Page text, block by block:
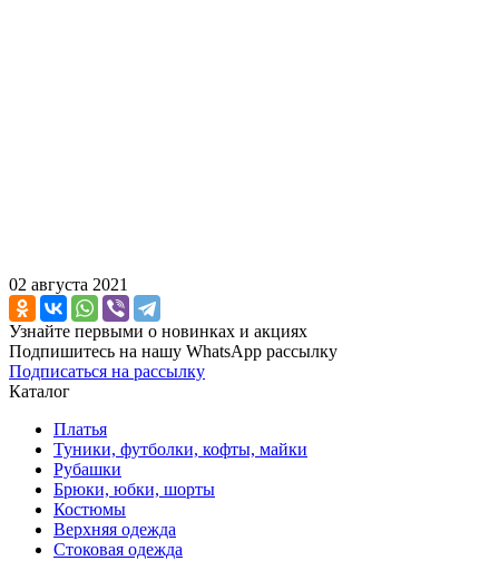
02 августа 2021
Узнайте первыми о новинках и акциях
Подпишитесь на нашу WhatsApp рассылку
Подписаться на рассылку
Каталог
Платья
Туники, футболки, кофты, майки
Рубашки
Брюки, юбки, шорты
Костюмы
Верхняя одежда
Стоковая одежда